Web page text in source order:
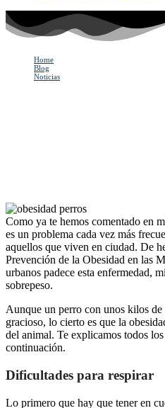
Home
Blog
Noticias
Como ya te hemos comentado en
es un problema cada vez más
aquellos que viven en ciudad. De
Prevención de la Obesidad en las
urbanos padece esta enfermedad,
sobrepeso.
Aunque un perro con unos kilos de
gracioso, lo cierto es que la
del animal. Te explicamos todos
continuación.
Dificultades para respirar
Lo primero que hay que tener en